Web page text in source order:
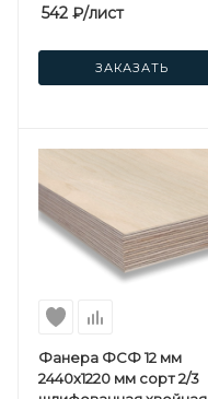
542 ₽/лист
ЗАКАЗАТЬ
Фанера ФСФ 12 мм
2440х1220 мм сорт 2/3